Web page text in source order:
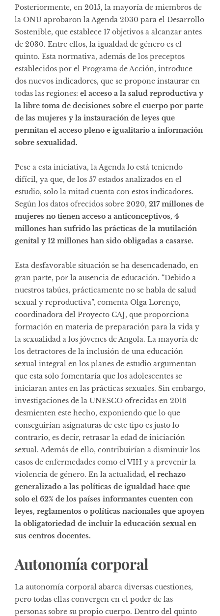
Posteriormente, en 2015, la mayoría de miembros de
la ONU aprobaron la Agenda 2030 para el Desarrollo
Sostenible, que establece 17 objetivos a alcanzar antes
de 2030. Entre ellos, la igualdad de género es el
quinto. Esta normativa, además de los preceptos
establecidos por el Programa de Acción, introduce
dos nuevos indicadores, que se propone instaurar en
todas las regiones: el acceso a la salud reproductiva y
la libre toma de decisiones sobre el cuerpo por parte
de las mujeres y la instauración de leyes que
permitan el acceso pleno e igualitario a información
sobre sexualidad.
Pese a esta iniciativa, la Agenda lo está teniendo
difícil, ya que, de los 57 estados analizados en el
estudio, solo la mitad cuenta con estos indicadores.
Según los datos ofrecidos sobre 2020, 217 millones de
mujeres no tienen acceso a anticonceptivos, 4
millones han sufrido las prácticas de la mutilación
genital y 12 millones han sido obligadas a casarse.
Esta desfavorable situación se ha desencadenado, en
gran parte, por la ausencia de educación. “Debido a
nuestros tabúes, prácticamente no se habla de salud
sexual y reproductiva”, comenta Olga Lorenço,
coordinadora del Proyecto CAJ, que proporciona
formación en materia de preparación para la vida y
la sexualidad a los jóvenes de Angola. La mayoría de
los detractores de la inclusión de una educación
sexual integral en los planes de estudio argumentan
que esta solo fomentaría que los adolescentes se
iniciaran antes en las prácticas sexuales. Sin embargo,
investigaciones de la UNESCO ofrecidas en 2016
desmienten este hecho, exponiendo que lo que
conseguirían asignaturas de este tipo es justo lo
contrario, es decir, retrasar la edad de iniciación
sexual. Además de ello, contribuirían a disminuir los
casos de enfermedades como el VIH y a prevenir la
violencia de género. En la actualidad, el rechazo
generalizado a las políticas de igualdad hace que
solo el 62% de los países informantes cuenten con
leyes, reglamentos o políticas nacionales que apoyen
la obligatoriedad de incluir la educación sexual en
sus centros docentes.
Autonomía corporal
La autonomía corporal abarca diversas cuestiones,
pero todas ellas convergen en el poder de las
personas sobre su propio cuerpo. Dentro del quinto